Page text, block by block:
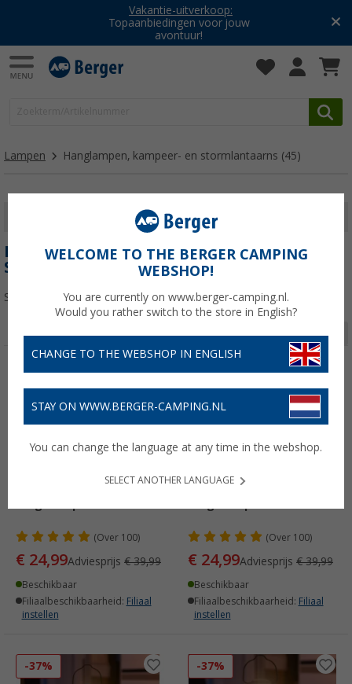
Vakantie-uitverkoop:
Topaanbiedingen voor jouw
avontuur!
Lampen Hanglampen, kampeer- en stormlantaarns (45)
FILTER WEERGEVEN
HANGLAMPEN, KAMPEER- EN
STORMLANTAARNS
Sorteren:
Pagina 1 van 2
(Over100)
€ 24,99Adviesprijs € 39,99
Beschikbaar
Filiaalbeschikbaarheid: Filiaal
instellen
(Over100)
€ 24,99Adviesprijs € 39,99
Beschikbaar
Filiaalbeschikbaarheid: Filiaal
instellen
-37% -37%
WELCOME TO THE BERGER CAMPING
WEBSHOP!
You are currently on www.berger-camping.nl.
Would you rather switch to the store in English?
CHANGE TO THE WEBSHOP IN ENGLISH
STAY ON WWW.BERGER-CAMPING.NL
You can change the language at any time in the webshop.
SELECT ANOTHER LANGUAGE